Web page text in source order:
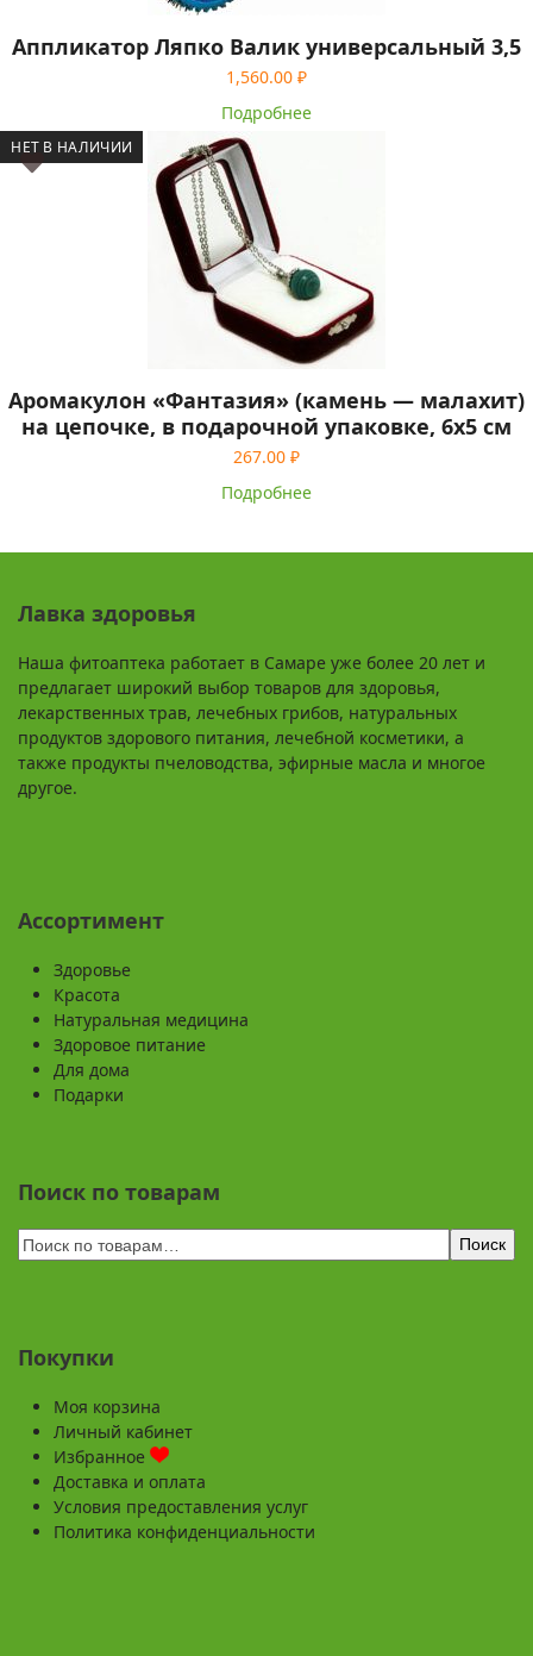
Аппликатор Ляпко Валик универсальный 3,5
1,560.00 ₽
Подробнее
НЕТ В НАЛИЧИИ
Аромакулон «Фантазия» (камень — малахит)
на цепочке, в подарочной упаковке, 6х5 см
267.00 ₽
Подробнее
Лавка здоровья
Наша фитоаптека работает в Самаре уже более 20 лет и
предлагает широкий выбор товаров для здоровья,
лекарственных трав, лечебных грибов, натуральных
продуктов здорового питания, лечебной косметики, а
также продукты пчеловодства, эфирные масла и многое
другое.
Ассортимент
Здоровье
Красота
Натуральная медицина
Здоровое питание
Для дома
Подарки
Поиск по товарам
Поиск
Покупки
Моя корзина
Личный кабинет
Избранное
Доставка и оплата
Условия предоставления услуг
Политика конфиденциальности